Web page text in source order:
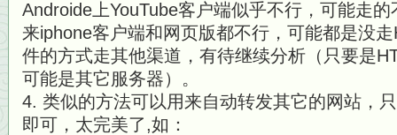
Androide上YouTube客户端似乎不行，可能走
来iphone客户端和网页版都不行，可能都是没
件的方式走其他渠道，有待继续分析（只要是
可能是其它服务器）。
4. 类似的方法可以用来自动转发其它的网站，
即可，太完美了,如：